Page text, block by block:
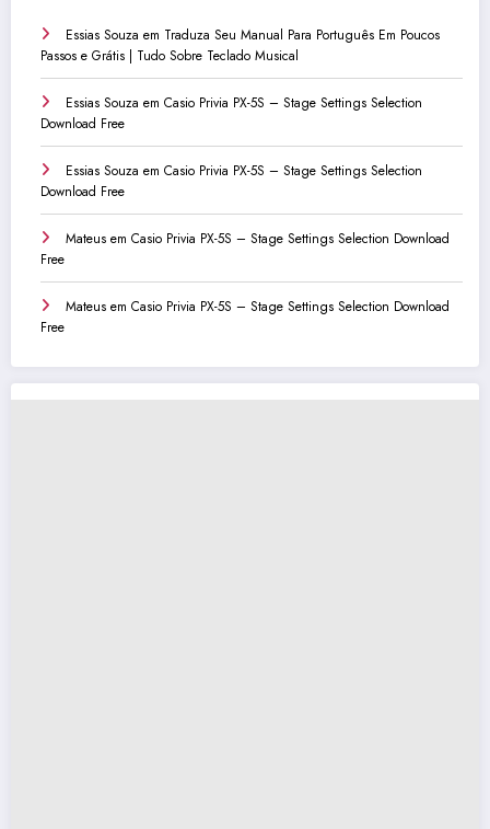
Essias Souza em Traduza Seu Manual Para Português Em Poucos
Passos e Grátis | Tudo Sobre Teclado Musical
Essias Souza em Casio Privia PX-5S – Stage Settings Selection
Download Free
Essias Souza em Casio Privia PX-5S – Stage Settings Selection
Download Free
Mateus em Casio Privia PX-5S – Stage Settings Selection Download
Free
Mateus em Casio Privia PX-5S – Stage Settings Selection Download
Free